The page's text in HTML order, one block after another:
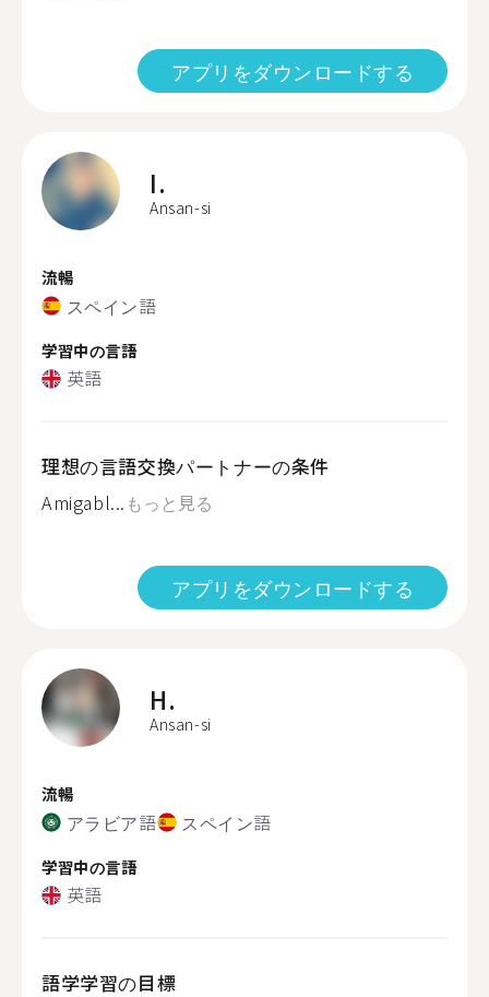
アプリをダウンロードする
I.
Ansan-si
流暢
スペイン語
学習中の言語
英語
理想の言語交換パートナーの条件
Amigabl... もっと見る
アプリをダウンロードする
H.
Ansan-si
流暢
アラビア語 スペイン語
学習中の言語
英語
語学学習の目標